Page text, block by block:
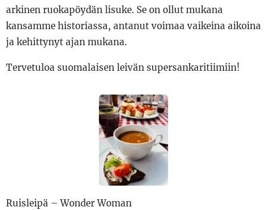
arkinen ruokapöydän lisuke. Se on ollut mukana
kansamme historiassa, antanut voimaa vaikeina aikoina
ja kehittynyt ajan mukana.
Tervetuloa suomalaisen leivän supersankaritiimiin!
Ruisleipä – Wonder Woman